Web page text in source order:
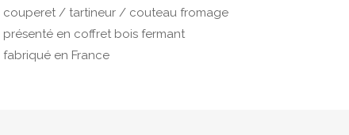
couperet / tartineur / couteau fromage
présenté en coffret bois fermant
fabriqué en France